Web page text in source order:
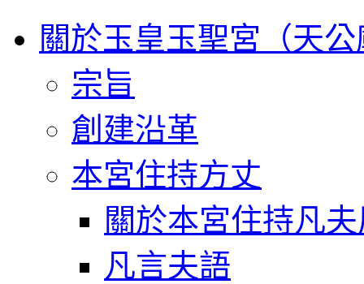
關於玉皇玉聖宮（天
宗旨
創建沿革
本宮住持方丈
關於本宮住持凡
凡言夫語